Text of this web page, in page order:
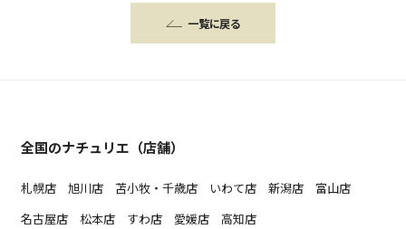
一覧に戻る
全国のナチュリエ（店舗）
札幌店 旭川店 苫小牧・千歳店 いわて店 新潟店
富山店
名古屋店
松本店 すわ店 愛媛店 高知店